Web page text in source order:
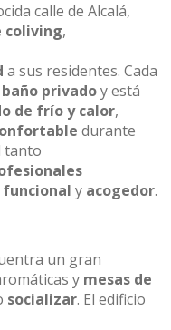
calle de Alcalá,
coliving,
a sus residentes. Cada
baño privadoy está
de frío y calor,
durante
tanto
funcional y acogedor.
un gran
y mesas de
socializar. El edificio